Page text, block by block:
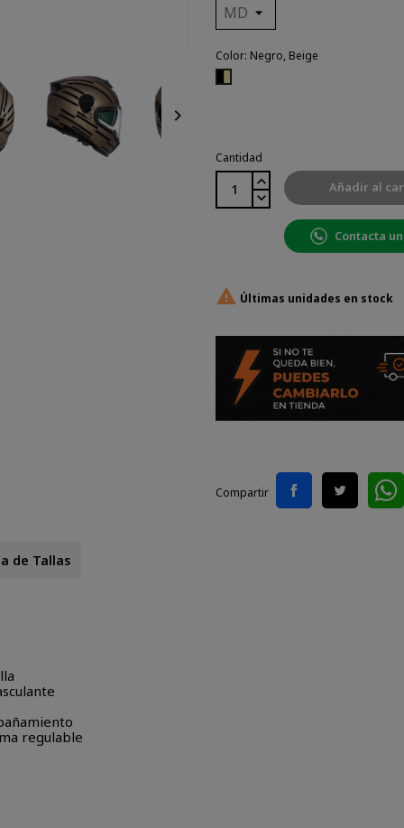

Color: Negro, Beige
Cantidad
Añadir al
Contacta
 Últimas unidades en stock
Compartir
de Tallas
regulable